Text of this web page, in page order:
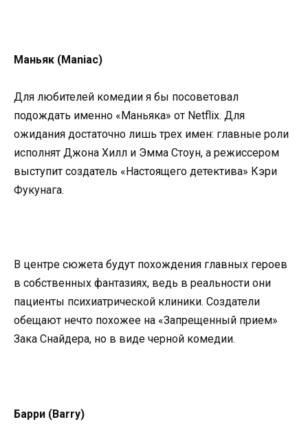
Маньяк (Maniac)
Для любителей комедии я бы посоветовал
подождать именно «Маньяка» от Netflix. Для
ожидания достаточно лишь трех имен: главные роли
исполнят Джона Хилл и Эмма Стоун, а режиссером
выступит создатель «Настоящего детектива» Кэри
Фукунага.
В центре сюжета будут похождения главных героев
в собственных фантазиях, ведь в реальности они
пациенты психиатрической клиники. Создатели
обещают нечто похожее на «Запрещенный прием»
Зака Снайдера, но в виде черной комедии.
Барри (Barry)